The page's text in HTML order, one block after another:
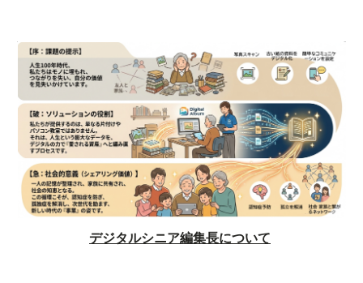
デジタルシニア編集長について